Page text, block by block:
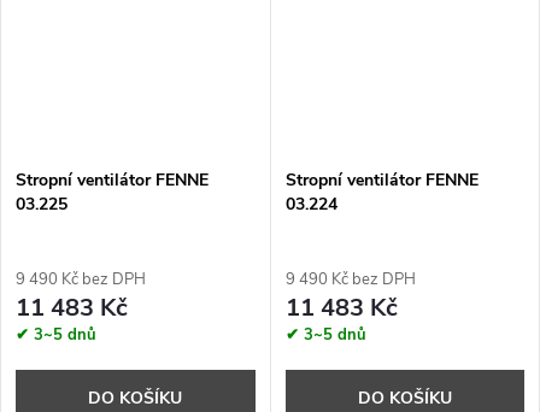
Stropní ventilátor FENNE
03.225
9 490 Kč bez DPH
11 483 Kč
✔ 3~5 dnů
DO KOŠÍKU
Stropní ventilátor FENNE
03.224
9 490 Kč bez DPH
11 483 Kč
✔ 3~5 dnů
DO KOŠÍKU